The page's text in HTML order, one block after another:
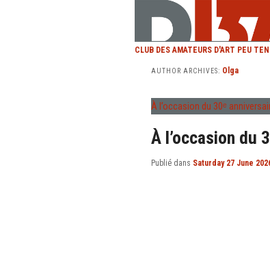
CLUB DES AMATEURS D'ART PEU
AUTHOR ARCHIVES: Olga
À l’occasion du 30ᵉ
À l’occasion du
Publié dans Saturday 27 June